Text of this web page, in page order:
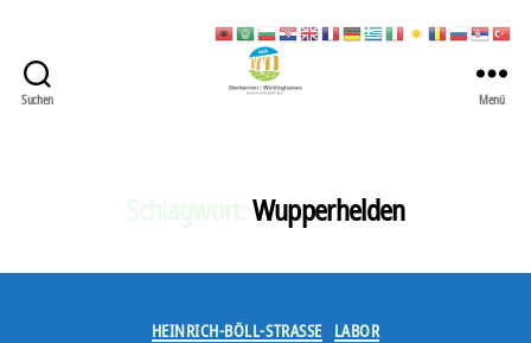
Suchen
Stadt
Menü
Wupperhelden
Kategorien
HEINRICH-BÖLL-STRASSE LABOR